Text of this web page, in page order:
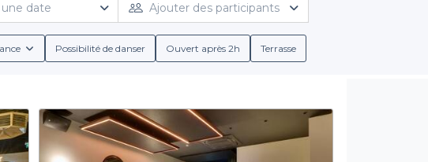
partenaires représentent l’esprit culturel et culinaire de la ville. Chaque
ainsi que des formules spéciales pour les groupes. Nous vous
les services inclus et les différentes ambiances disponibles.
est la simplicité de booking. En quelques clics, vous pouvez explorer et
de cuisine ou de localisation. De plus, vous pourrez découvrir les options
engageons à vous fournir une expérience fluide et agréable, vous
organisation complexe.
date Ajouter des participants
Possibilité de danser Ouvert après 2h Terrasse